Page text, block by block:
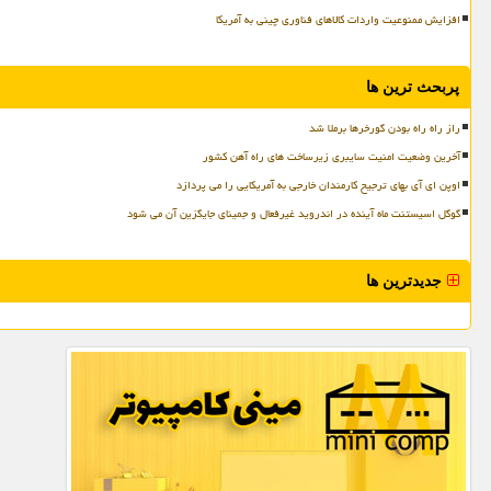
افزایش ممنوعیت واردات کالاهای فناوری چینی به آمریکا
پربحث ترین ها
راز راه راه بودن گورخرها برملا شد
آخرین وضعیت امنیت سایبری زیرساخت های راه آهن کشور
اوپن ای آی بهای ترجیح کارمندان خارجی به آمریکایی را می پردازد
گوگل اسیستنت ماه آینده در اندروید غیرفعال و جمینای جایگزین آن می شود
جدیدترین ها